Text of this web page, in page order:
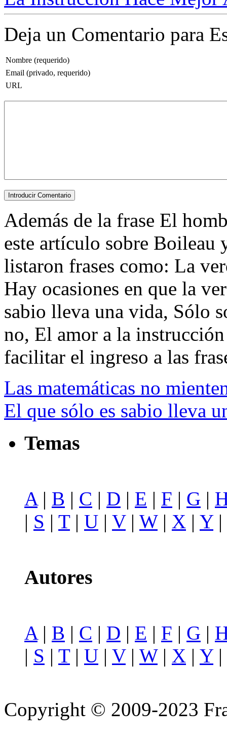
Deja un Comentario para
Nombre (requerido)
Email (privado, requerido)
URL
Además de la frase El
este artículo sobre Boileau
listaron frases como: La
Hay ocasiones en que la
sabio lleva una vida, Sólo
no, El amor a la
facilitar el ingreso a las
Las matemáticas no
El que sólo es sabio lleva
Temas
A| B | C | D | E | F | G |
| S | T| U | V| W| X | Y|
Autores
A | B | C | D | E | F | G |
| S | T| U | V| W| X | Y|
Copyright © 2009-2023